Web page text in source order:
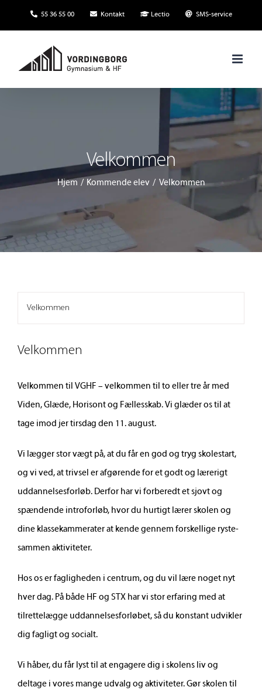
55 36 55 00 Kontakt Lectio SMS-service
Velkommen
Hjem Kommende elev Velkommen
Velkommen
Velkommen
Velkommen til VGHF – velkommen til to eller tre år med
Viden, Glæde, Horisont og Fællesskab. Vi glæder os til at
tage imod jer tirsdag den 11. august.
Vi lægger stor vægt på, at du får en god og tryg skolestart,
og vi ved, at trivsel er afgørende for et godt og lærerigt
uddannelsesforløb. Derfor har vi forberedt et sjovt og
spændende introforløb, hvor du hurtigt lærer skolen og
dine klassekammerater at kende gennem forskellige ryste-
sammen aktiviteter.
Hos os er fagligheden i centrum, og du vil lære noget nyt
hver dag. På både HF og STX har vi stor erfaring med at
tilrettelægge uddannelsesforløbet, så du konstant udvikler
dig fagligt og socialt.
Vi håber, du får lyst til at engagere dig i skolens liv og
deltage i vores mange udvalg og aktiviteter. Gør skolen til